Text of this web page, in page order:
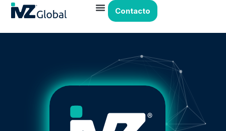
Contacto